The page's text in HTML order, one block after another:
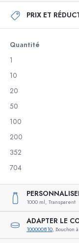
PRIX ET
Quantité
1
10
20
50
100
200
352
704
1000 ml, Transparent
ADAPTER LE
100000810, Bouchon